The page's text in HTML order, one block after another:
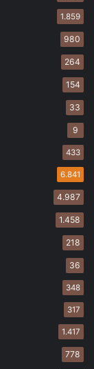
1.859
980
264
154
33
9
433
6.841
4.987
1.458
218
36
348
317
1.417
778